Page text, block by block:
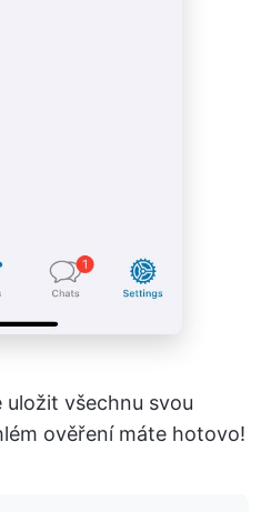
všechnu svou
ověření máte hotovo!